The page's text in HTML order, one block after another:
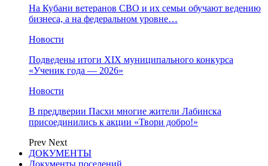
На Кубани ветеранов СВО и их семьи обучают ведению
бизнеса, а на федеральном уровне…
Новости
Подведены итоги XIX муниципального конкурса
«Ученик года — 2026»
Новости
В преддверии Пасхи многие жители Лабинска
присоединились к акции «Твори добро!»
Prev Next
ДОКУМЕНТЫ
Документы поселений